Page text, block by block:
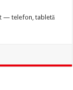
— telefon, tabletă